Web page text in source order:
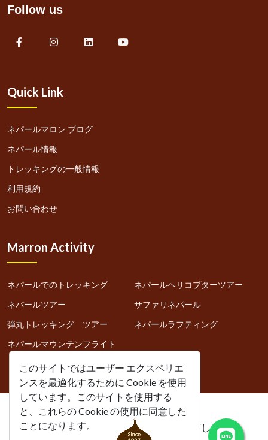
Follow us
Quick Link
ネパールマロン ブログ
ネパール情報
トレッキングの一般情報
利用規約
お問い合わせ
Marron Activity
ネパールでのトレッキング
ネパールヘリコプターツアー
ネパールツアー
サファリネパール
弾丸トレッキング ツアー
ネパールラフティング
ネパールマウンテンフライト
マロン・トレックス（ネパール）、承諾します。
このサイトではユーザー エクスペリエ
ンスを最適化するために Cookie を使用
しています。このサイトを使用する
と、これらの Cookie の使用に同意した
ことになります。